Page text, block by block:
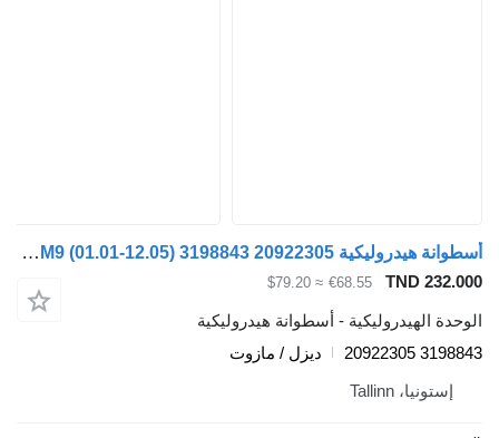
أسطوانة هيدروليكية Volvo FM9 (01.01-12.05) 3198843 20922305 لـ السيارات القاطرة Volvo FM7-FM12, FM, FMX (1998-2014)
TND
€68.55
≈ $79.20
الهيدروليكية - أسطوانة هيدروليكية
3198843
ديزل / مازوت
إستونيا، Tallinn